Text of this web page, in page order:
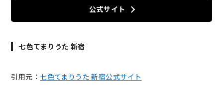
公式サイト
七色てまりうた 新宿
引用元： 七色てまりうた 新宿公式サイト